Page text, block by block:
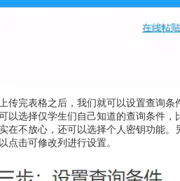
传完表格之后，我们就可以设置查询
以选择仅学生们自己知道的查询条件
在不放心，还可以选择个人密钥功能
点击可修改列进行设置。